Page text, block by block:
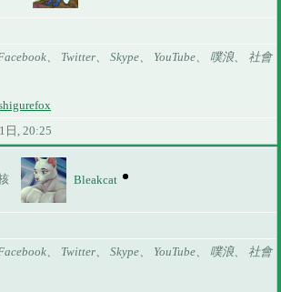
、 Twitter、 Skype、 YouTube、 噗浪、 社會
日, 20:25
Bleakcat
、 Twitter、 Skype、 YouTube、 噗浪、 社會